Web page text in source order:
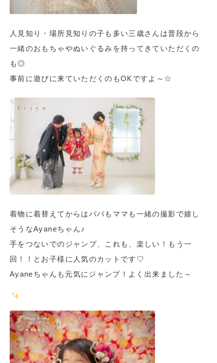
人見知り・場所見知りの子も多い三歳さんは普段から
一緒のおもちゃやぬいぐるみを持ってきていただくの
も◎
事前に遊びに来ていただくのもOKですよ～☆
着物に着替えてからはパパもママも一緒の撮影で嬉し
そうなAyaneちゃん♪
手をつないでのジャンプ、これも、楽しい！もう一
回！！とお子様に人気のカットです♡
Ayaneちゃんも元気にジャンプ！よく出来ました～